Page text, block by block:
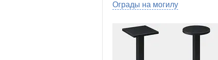
Ограды на могилу